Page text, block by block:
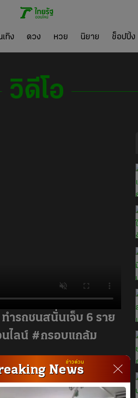
เทิง ดวง หวย นิยาย ช็อปปิ้ง
วิดีโอ
ำรถชนสนั่นเจ็บ 6 ราย
ไลน์ #กรอบแกล้ม
แชร์ บันทึก
ข่าวด่วน
News